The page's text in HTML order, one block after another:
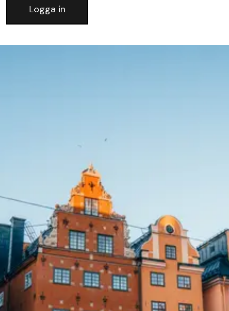
Logga in